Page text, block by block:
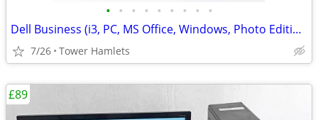
• • • • • • • • •
Dell Business (i3, PC, MS Office, Windows, Photo Editing, Computer
7/26 Tower Hamlets
£89